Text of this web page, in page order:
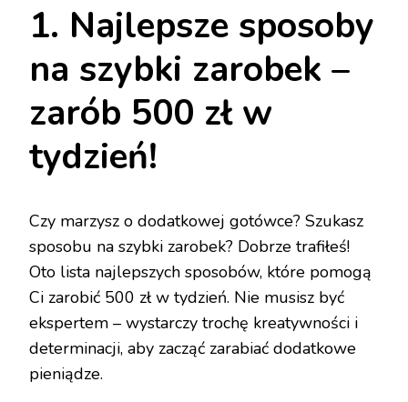
1. Najlepsze sposoby
na szybki zarobek –
zarób 500 zł w
tydzień!
Czy marzysz o dodatkowej gotówce? Szukasz
sposobu na szybki zarobek? Dobrze trafiłeś!
Oto lista najlepszych sposobów, które pomogą
Ci zarobić 500 zł w tydzień. Nie musisz być
ekspertem – wystarczy trochę kreatywności i
determinacji, aby zacząć zarabiać dodatkowe
pieniądze.